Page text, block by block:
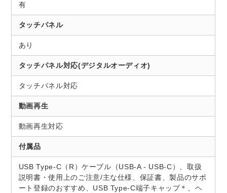
有
タッチパネル
あり
タッチパネル対応(デジタルオーディオ)
タッチパネル対応
動画再生
動画再生対応
付属品
USB Type-C（R）ケーブル（USB-A - USB-C）、取扱
説明書・使用上のご注意/主な仕様、保証書、製品のサポ
ート登録のおすすめ、USB Type-C端子キャップ＊、ヘ